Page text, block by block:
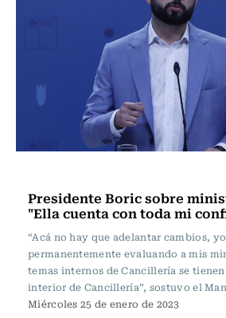
Presidente Boric sobre
"Ella cuenta con toda mi
“Acá no hay que adelantar cambios,
permanentemente evaluando a mis
temas internos de Cancillería se
interior de Cancillería”, sostuvo el
Miércoles 25 de enero de 2023